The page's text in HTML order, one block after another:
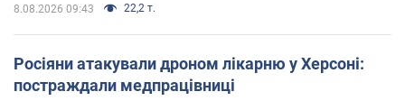
8.08.2026 09:43 22,2 т.
Росіяни атакували дроном лікарню у Херсоні:
постраждали медпрацівниці